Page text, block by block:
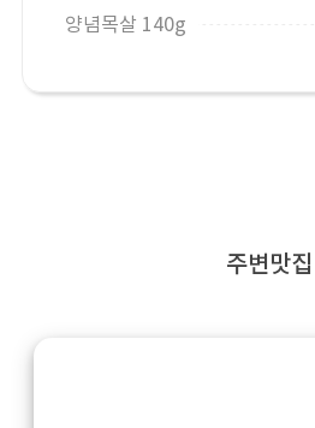
양념목살 140g
주변맛집